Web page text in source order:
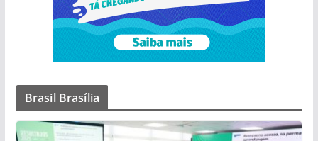
Brasil Brasília